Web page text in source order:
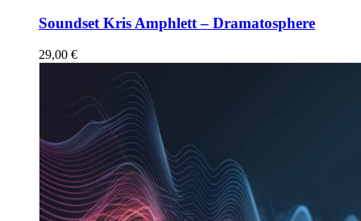
Soundset Kris Amphlett – Dramatosphere
29,00 €